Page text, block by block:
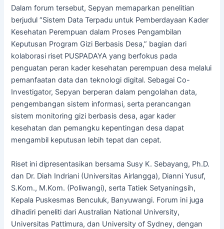
Dalam forum tersebut, Sepyan memaparkan penelitian
berjudul “Sistem Data Terpadu untuk Pemberdayaan Kader
Kesehatan Perempuan dalam Proses Pengambilan
Keputusan Program Gizi Berbasis Desa,” bagian dari
kolaborasi riset PUSPADAYA yang berfokus pada
penguatan peran kader kesehatan perempuan desa melalui
pemanfaatan data dan teknologi digital. Sebagai Co-
Investigator, Sepyan berperan dalam pengolahan data,
pengembangan sistem informasi, serta perancangan
sistem monitoring gizi berbasis desa, agar kader
kesehatan dan pemangku kepentingan desa dapat
mengambil keputusan lebih tepat dan cepat.
Riset ini dipresentasikan bersama Susy K. Sebayang, Ph.D.
dan Dr. Diah Indriani (Universitas Airlangga), Dianni Yusuf,
S.Kom., M.Kom. (Poliwangi), serta Tatiek Setyaningsih,
Kepala Puskesmas Benculuk, Banyuwangi. Forum ini juga
dihadiri peneliti dari Australian National University,
Universitas Pattimura, dan University of Sydney, dengan